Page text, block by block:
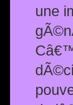
une